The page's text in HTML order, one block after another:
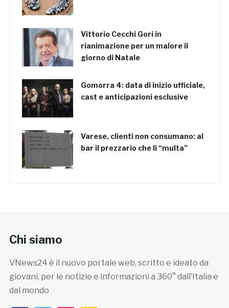
Vittorio Cecchi Gori in
rianimazione per un malore il
giorno di Natale
Gomorra 4: data di inizio ufficiale,
cast e anticipazioni esclusive
Varese, clienti non consumano: al
bar il prezzario che li “multa”
Chi siamo
VNews24 è il nuovo portale web, scritto e ideato da
giovani, per le notizie e informazioni a 360° dall’Italia e
dal mondo